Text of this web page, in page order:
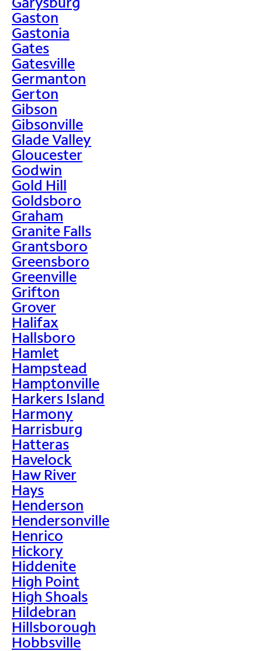
Gaston
Gastonia
Gates
Gatesville
Germanton
Gerton
Gibson
Gibsonville
Glade Valley
Gloucester
Godwin
Gold Hill
Goldsboro
Graham
Granite Falls
Grantsboro
Greensboro
Greenville
Grifton
Grover
Halifax
Hallsboro
Hamlet
Hampstead
Hamptonville
Harkers Island
Harmony
Harrisburg
Hatteras
Havelock
Haw River
Hays
Henderson
Hendersonville
Henrico
Hickory
Hiddenite
High Point
High Shoals
Hildebran
Hillsborough
Hobbsville